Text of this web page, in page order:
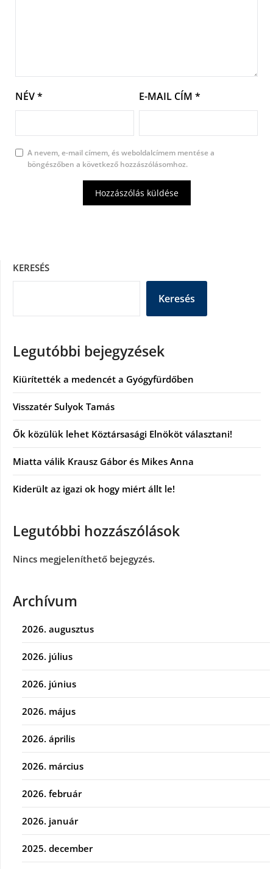
NÉV* E-MAIL CÍM *
A nevem, e-mail címem, és weboldalcímem mentése a
böngészőben a következő hozzászólásomhoz.
KERESÉS
Keresés
Legutóbbi bejegyzések
Kiürítették a medencét a Gyógyfürdőben
Visszatér Sulyok Tamás
Ők közülük lehet Köztársasági Elnököt választani!
Miatta válik Krausz Gábor és Mikes Anna
Kiderült az igazi ok hogy miért állt le!
Legutóbbi hozzászólások
Nincs megjeleníthető bejegyzés.
Archívum
2026. augusztus
2026. július
2026. június
2026. május
2026. április
2026. március
2026. február
2026. január
2025. december